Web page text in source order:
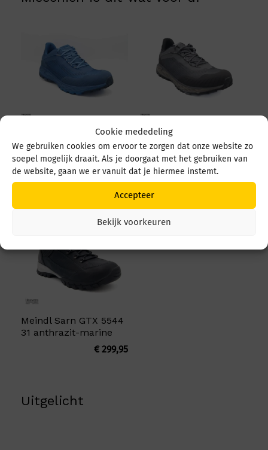
Cookie mededeling
We gebruiken cookies om ervoor te zorgen dat onze website zo
soepel mogelijk draait. Als je doorgaat met het gebruiken van
de website, gaan we er vanuit dat je hiermee instemt.
Accepteer
Bekijk voorkeuren
Meindl Power walker
4.2 Clima 5679 73
Ozean/Jeans
€ 194,95
Meindl Power walker
4.2 Clima 5679 59
Graphit/Schwarz
€184,95
-
€194,95
€
€
Meindl Sarn GTX 5544
31 anthrazit-marine
€299,95
Uitgelicht